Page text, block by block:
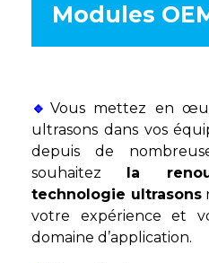
Modules
🔹Vous mettez en
ultrasons dans vos
depuis de
souhaitez
la
technologie ultrasons
votre expérience et
domaine d’application.